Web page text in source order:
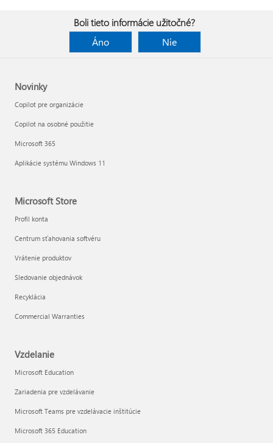
Boli tieto informácie užitočné?
Áno
Nie
Novinky
Copilot pre organizácie
Copilot na osobné použitie
Microsoft 365
Aplikácie systému Windows 11
Microsoft Store
Profil konta
Centrum sťahovania softvéru
Vrátenie produktov
Sledovanie objednávok
Recyklácia
Commercial Warranties
Vzdelanie
Microsoft Education
Zariadenia pre vzdelávanie
Microsoft Teams pre vzdelávacie inštitúcie
Microsoft 365 Education